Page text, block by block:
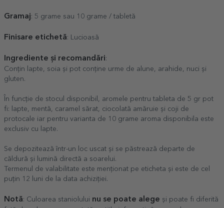
Gramaj: 5 grame sau 10 grame / tabletă
Finisare etichetă: Lucioasă
Ingrediente și recomandări:
Conțin lapte, soia și pot conține urme de alune, arahide, nuci și
gluten.
În funcție de stocul disponibil, aromele pentru tableta de 5 gr pot
fi: lapte, mentă, caramel sărat, ciocolată amăruie și coji de
protocale iar pentru varianta de 10 grame aroma disponibila este
exclusiv cu lapte.
Se depozitează într-un loc uscat și se păstrează departe de
căldură și lumină directă a soarelui.
Termenul de valabilitate este menționat pe eticheta și este de cel
puțin 12 luni de la data achiziției.
Notă: Culoarea staniolului nu se poate alege și poate fi diferită